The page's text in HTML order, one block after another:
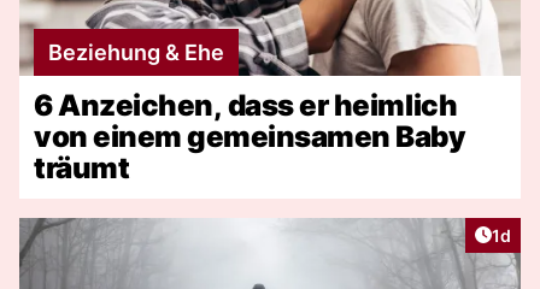
Beziehung & Ehe
6 Anzeichen, dass er heimlich
von einem gemeinsamen Baby
träumt
1d